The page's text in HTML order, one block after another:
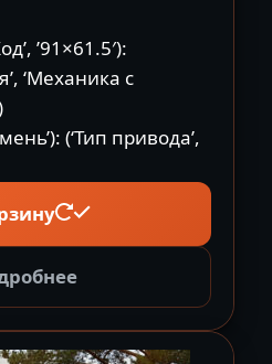
’91×61.5′):
‘Механика с
(‘Тип привода’,